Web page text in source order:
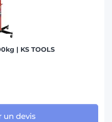
| KS TOOLS
un devis